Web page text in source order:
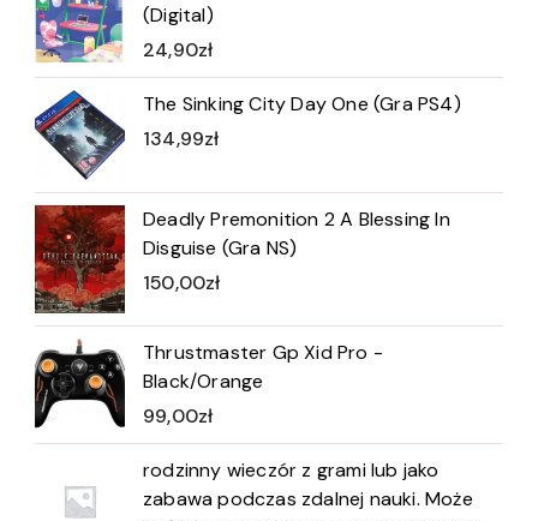
(Digital)
24,90zł
The Sinking City Day One (Gra PS4)
134,99zł
Deadly Premonition 2 A Blessing In
Disguise (Gra NS)
150,00zł
Thrustmaster Gp Xid Pro -
Black/Orange
99,00zł
rodzinny wieczór z grami lub jako
zabawa podczas zdalnej nauki. Może